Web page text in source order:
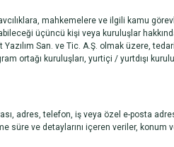
mahkemelere ve ilgili kamu
üçüncü kişi veya kuruluşlar
San. ve Tic. A.Ş. olmak üzere,
ortağı kuruluşları, yurtiçi / yurtdışı
adres, telefon, iş veya özel e-posta
süre ve detaylarını içeren veriler, konum